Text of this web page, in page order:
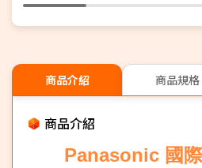
商品介紹 商品規格
商品介紹
Panasonic 國